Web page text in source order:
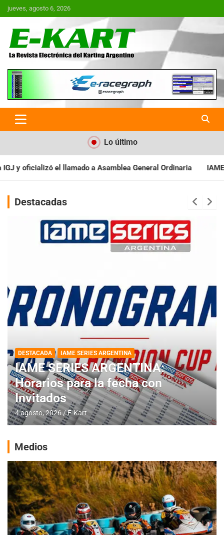
Saltar
al
jueves, agosto 6, 2026
E-Kart.com.ar | La Revista
Electrónica del Karting en
Argentina
Lo último
General Ordinaria IAME SERIES ARGENTINA:
Destacadas
DESTACADA IAME SERIES ARGENTINA
IAME SERIES ARGENTINA:
Horarios para la fecha con
Invitados
4 agosto, 2026 E-Kart
Medios